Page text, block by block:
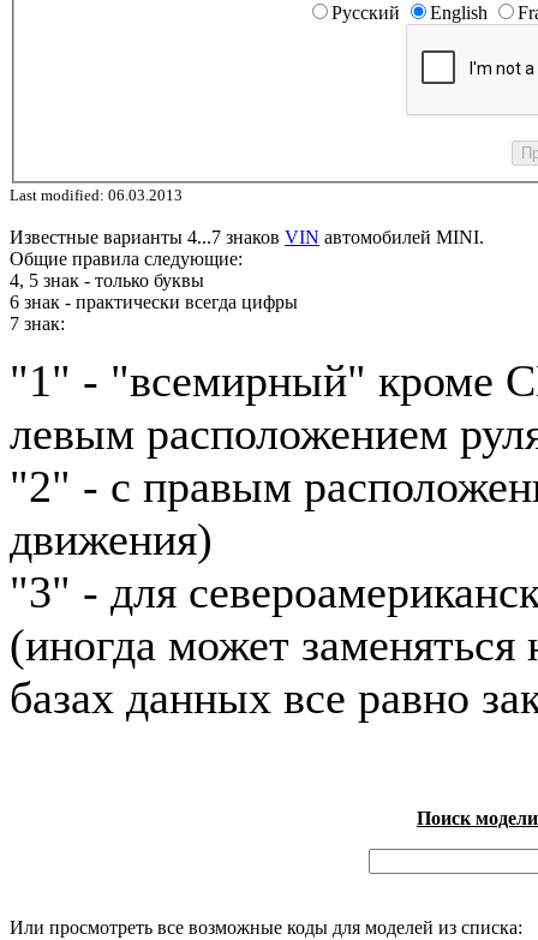
Русский English
Last modified: 06.03.2013
Известные варианты 4...7 знаков VIN автомобилей MINI.
Общие правила следующие:
4, 5 знак - только буквы
6 знак - практически всегда цифры
7 знак:
"1" - "всемирный" кроме
левым расположением
"2" - с правым
движения)
"3" - для
(иногда может
базах данных все равно
Поиск
Или просмотреть все возможные коды для моделей из списка: